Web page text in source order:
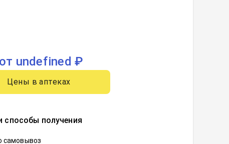
от undefined ₽
Цены в аптеках
способы получения
самовывоз